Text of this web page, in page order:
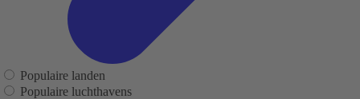
Populaire landen
Populaire luchthavens